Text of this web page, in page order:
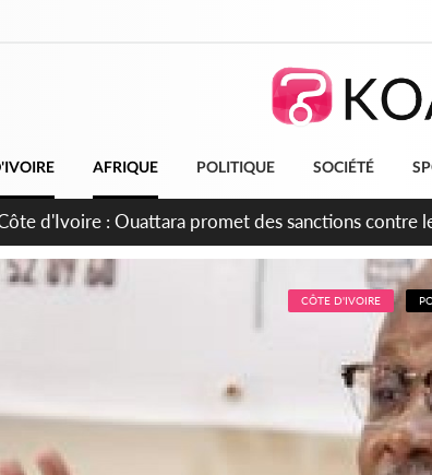
AFRIQUE POLITIQUE SOCIÉTÉ
d'Ivoire : 66è anniversaire de l'indépendance,
investissements pour une nation plus forte et
CÔTE D'IVOIRE